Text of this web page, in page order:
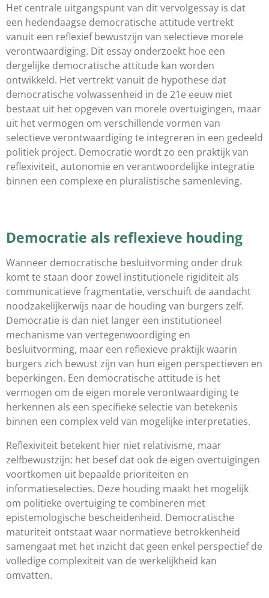
Het centrale uitgangspunt van dit vervolgessay is dat
een hedendaagse democratische attitude vertrekt
vanuit een reflexief bewustzijn van selectieve morele
verontwaardiging. Dit essay onderzoekt hoe een
dergelijke democratische attitude kan worden
ontwikkeld. Het vertrekt vanuit de hypothese dat
democratische volwassenheid in de 21e eeuw niet
bestaat uit het opgeven van morele overtuigingen, maar
uit het vermogen om verschillende vormen van
selectieve verontwaardiging te integreren in een gedeeld
politiek project. Democratie wordt zo een praktijk van
reflexiviteit, autonomie en verantwoordelijke integratie
binnen een complexe en pluralistische samenleving.
Democratie als reflexieve houding
Wanneer democratische besluitvorming onder druk
komt te staan door zowel institutionele rigiditeit als
communicatieve fragmentatie, verschuift de aandacht
noodzakelijkerwijs naar de houding van burgers zelf.
Democratie is dan niet langer een institutioneel
mechanisme van vertegenwoordiging en
besluitvorming, maar een reflexieve praktijk waarin
burgers zich bewust zijn van hun eigen perspectieven en
beperkingen. Een democratische attitude is het
vermogen om de eigen morele verontwaardiging te
herkennen als een specifieke selectie van betekenis
binnen een complex veld van mogelijke interpretaties.
Reflexiviteit betekent hier niet relativisme, maar
zelfbewustzijn: het besef dat ook de eigen overtuigingen
voortkomen uit bepaalde prioriteiten en
informatieselecties. Deze houding maakt het mogelijk
om politieke overtuiging te combineren met
epistemologische bescheidenheid. Democratische
maturiteit ontstaat waar normatieve betrokkenheid
samengaat met het inzicht dat geen enkel perspectief de
volledige complexiteit van de werkelijkheid kan
omvatten.